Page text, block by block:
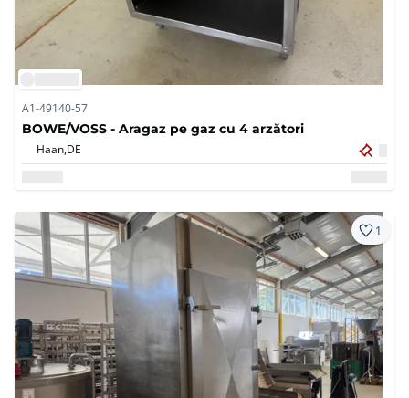
A1-49140-57
BOWE/VOSS - Aragaz pe gaz cu 4 arzători
Haan,DE
1